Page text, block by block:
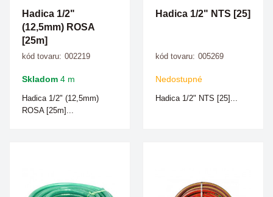
Hadica 1/2"
(12,5mm) ROSA
[25m]
kód tovaru: 002219
Skladom 4 m
Hadica 1/2" (12,5mm)
ROSA [25m]...
Hadica 1/2" NTS [25]
kód tovaru: 005269
Nedostupné
Hadica 1/2" NTS [25]...